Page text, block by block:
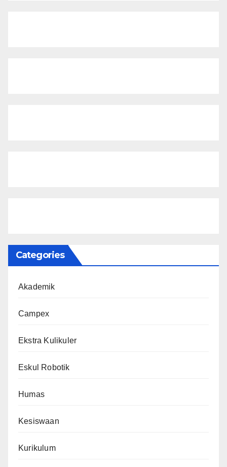
Categories
Akademik
Campex
Ekstra Kulikuler
Eskul Robotik
Humas
Kesiswaan
Kurikulum